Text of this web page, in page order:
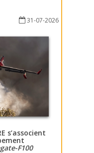
31-07-2026
s’associent
F100